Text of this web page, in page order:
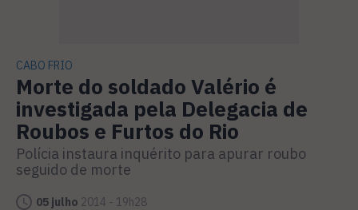
CABO FRIO
Morte do soldado Valério é
investigada pela Delegacia de
Roubos e Furtos do Rio
Polícia instaura inquérito para apurar roubo
seguido de morte
05 julho 2014 - 19h28